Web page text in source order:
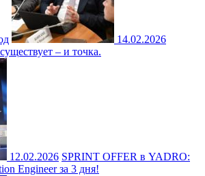
14.02.2026
– и точка.
12.02.2026 SPRINT OFFER в YADRO:
Engineer за 3 дня!